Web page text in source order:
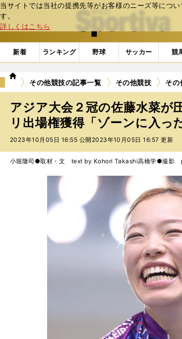
当サイトでは当社の提携先等がお客様のニーズ等につ
す。
詳しくはこちら
web Sportiva (webスポルティーバ)
新着 ランキング 野球 サッカー 競
we
ポ
ル
テ
ィ
ー
バ
その他競技の記事一覧 その他競技 その
アジア大会２冠の佐藤水菜が
リ出場権獲得「ゾーンに入っ
2023年10月05日 16:55 公開 2023年10月05日 16:57 更新
小堀隆司●取材・文 text by Kohori Takashi高橋学●撮影